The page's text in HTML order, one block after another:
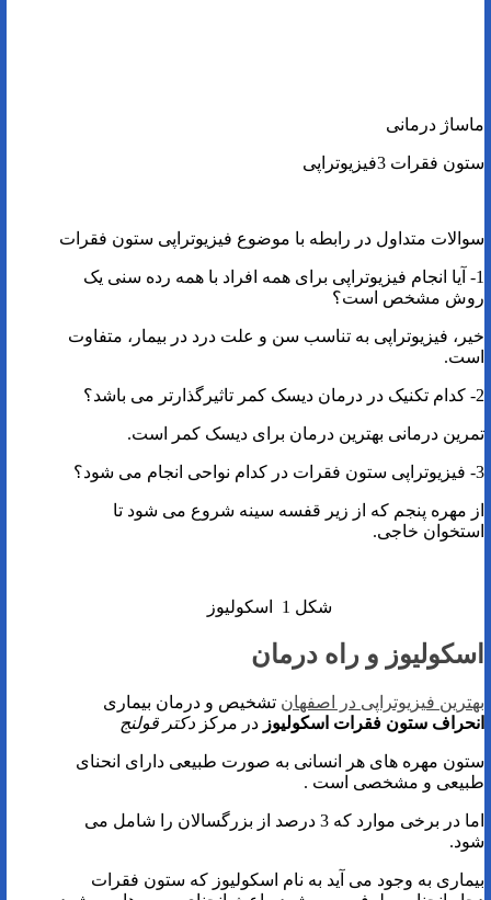
ماساژ درمانی
ستون فقرات 3فیزیوتراپی
سوالات متداول در رابطه با موضوع فیزیوتراپی ستون فقرات
1- آیا انجام فیزیوتراپی برای همه افراد با همه رده سنی یک
روش مشخص است؟
خیر، فیزیوتراپی به تناسب سن و علت درد در بیمار، متفاوت
است.
2- کدام تکنیک در درمان دیسک کمر تاثیرگذارتر می باشد؟
تمرین درمانی بهترین درمان برای دیسک کمر است.
3- فیزیوتراپی ستون فقرات در کدام نواحی انجام می شود؟
از مهره پنجم که از زیر قفسه سینه شروع می شود تا
استخوان خاجی.
شکل 1 اسکولیوز
اسکولیوز و راه درمان
بهترین فیزیوتراپی در اصفهان تشخیص و درمان بیماری
انحراف ستون فقرات اسکولیوز در مرکز دکتر قولنج
ستون مهره های هر انسانی به صورت طبیعی دارای انحنای
طبیعی و مشخصی است .
اما در برخی موارد که 3 درصد از بزرگسالان را شامل می
شود.
بیماری به وجود می آید به نام اسکولیوز که ستون فقرات